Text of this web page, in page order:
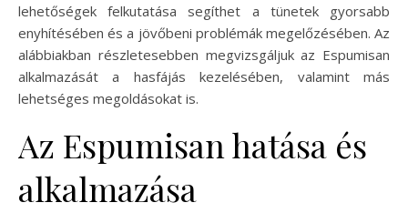
lehetőségek felkutatása segíthet a tünetek gyorsabb
enyhítésében és a jövőbeni problémák megelőzésében. Az
alábbiakban részletesebben megvizsgáljuk az Espumisan
alkalmazását a hasfájás kezelésében, valamint más
lehetséges megoldásokat is.
Az Espumisan hatása és
alkalmazása